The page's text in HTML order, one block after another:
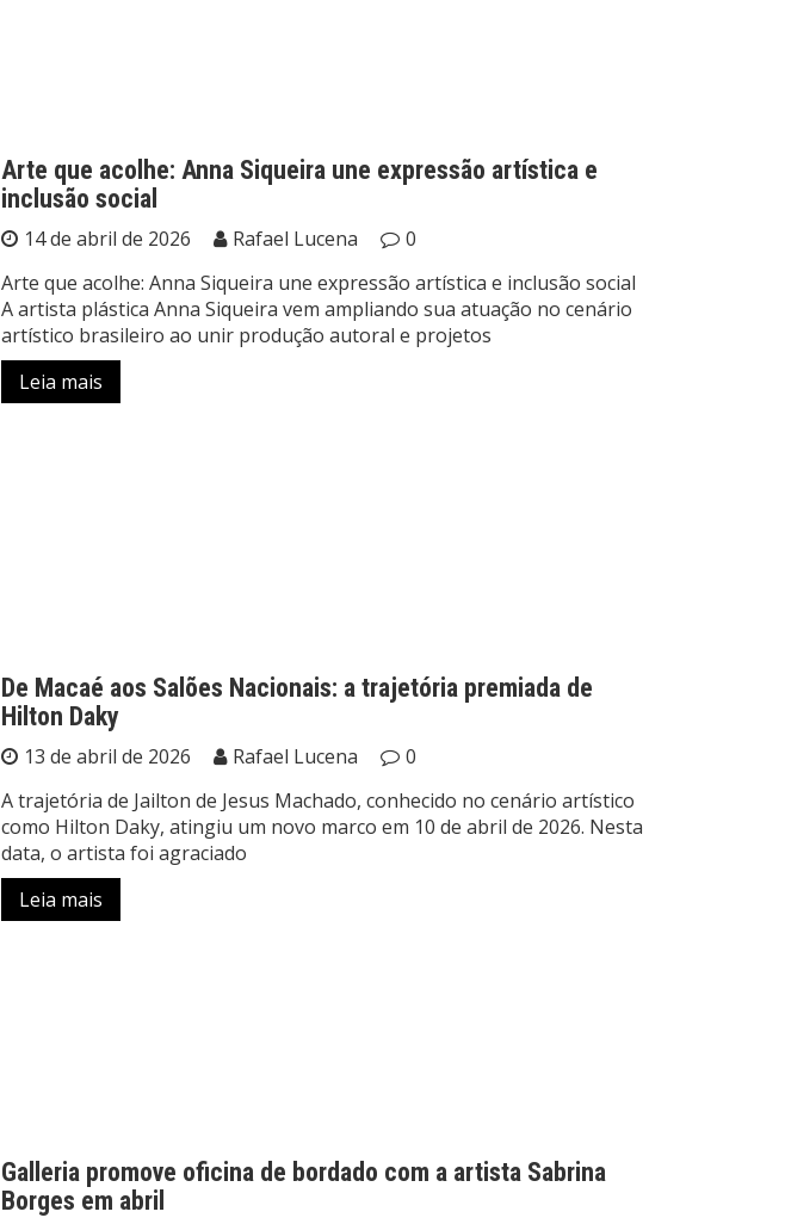
Arte que acolhe: Anna Siqueira une expressão artística e
inclusão social
14 de abril de 2026 Rafael Lucena
0
Arte que acolhe: Anna Siqueira une expressão artística e inclusão social
A artista plástica Anna Siqueira vem ampliando sua atuação no cenário
artístico brasileiro ao unir produção autoral e projetos
Leia mais
De Macaé aos Salões Nacionais: a trajetória premiada de
Hilton Daky
13 de abril de 2026 Rafael Lucena
0
A trajetória de Jailton de Jesus Machado, conhecido no cenário artístico
como Hilton Daky, atingiu um novo marco em 10 de abril de 2026. Nesta
data, o artista foi agraciado
Leia mais
Galleria promove oficina de bordado com a artista Sabrina
Borges em abril